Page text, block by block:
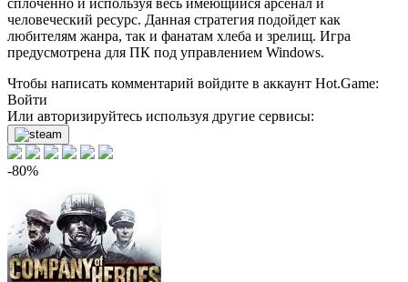
сплоченно и используя весь имеющийся арсенал и
человеческий ресурс. Данная стратегия подойдет как
любителям жанра, так и фанатам хлеба и зрелищ. Игра
предусмотрена для ПК под управлением Windows.
Чтобы написать комментарий войдите в аккаунт Hot.Game:
Войти
Или авторизируйтесь используя другие сервисы:
-80%